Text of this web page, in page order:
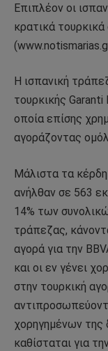
Επιπλέον οι
κρατικά
Η ισπανική
τουρκικής
οποία επίσης
αγοράζοντας
Μάλιστα τα
ανήλθαν σε 563
14% των
τράπεζας,
αγορά για την
και οι εν γένει
στην τουρκική
χορηγημένων της
καθίσταται για